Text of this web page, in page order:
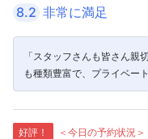
8.2 非常に満足
「スタッフさんも皆さん親
も種類豊富で、プライベー
プールもありとてもいいホ
た！」
好評！ ＜今日の予約状況